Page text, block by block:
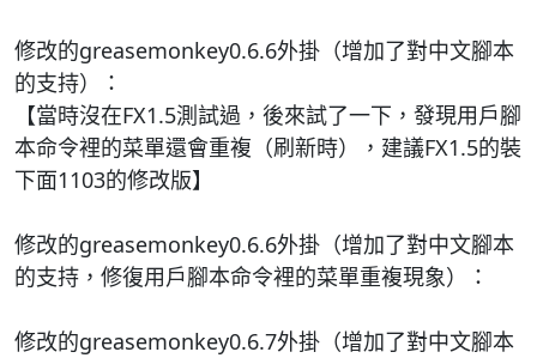
修改的greasemonkey0.6.6外掛（增加了對中文腳本
的支持）：
【當時沒在FX1.5測試過，後來試了一下，發現用戶腳
本命令裡的菜單還會重複（刷新時），建議FX1.5的裝
下面1103的修改版】
修改的greasemonkey0.6.6外掛（增加了對中文腳本
的支持，修復用戶腳本命令裡的菜單重複現象）：
修改的greasemonkey0.6.7外掛（增加了對中文腳本